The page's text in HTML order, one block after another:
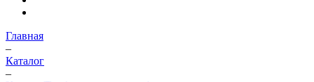
Главная
–
Каталог
–